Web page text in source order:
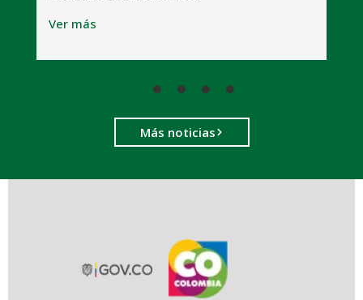
Ver más
Más noticias